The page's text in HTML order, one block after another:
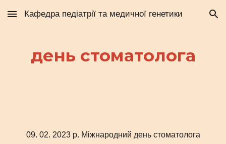
Skip to main content Skip to navigation
Кафедра педіатрії та медичної генетики
день стоматолога
09. 02. 2023р. Міжнародний день стоматолога